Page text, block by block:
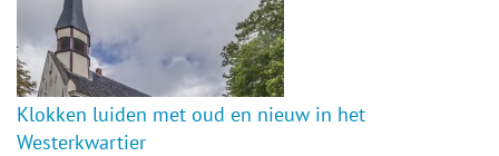
Bedrijven
Prikbord & Aanbiedingen
Plaats bericht
Klokken luiden met oud en nieuw in het
Westerkwartier